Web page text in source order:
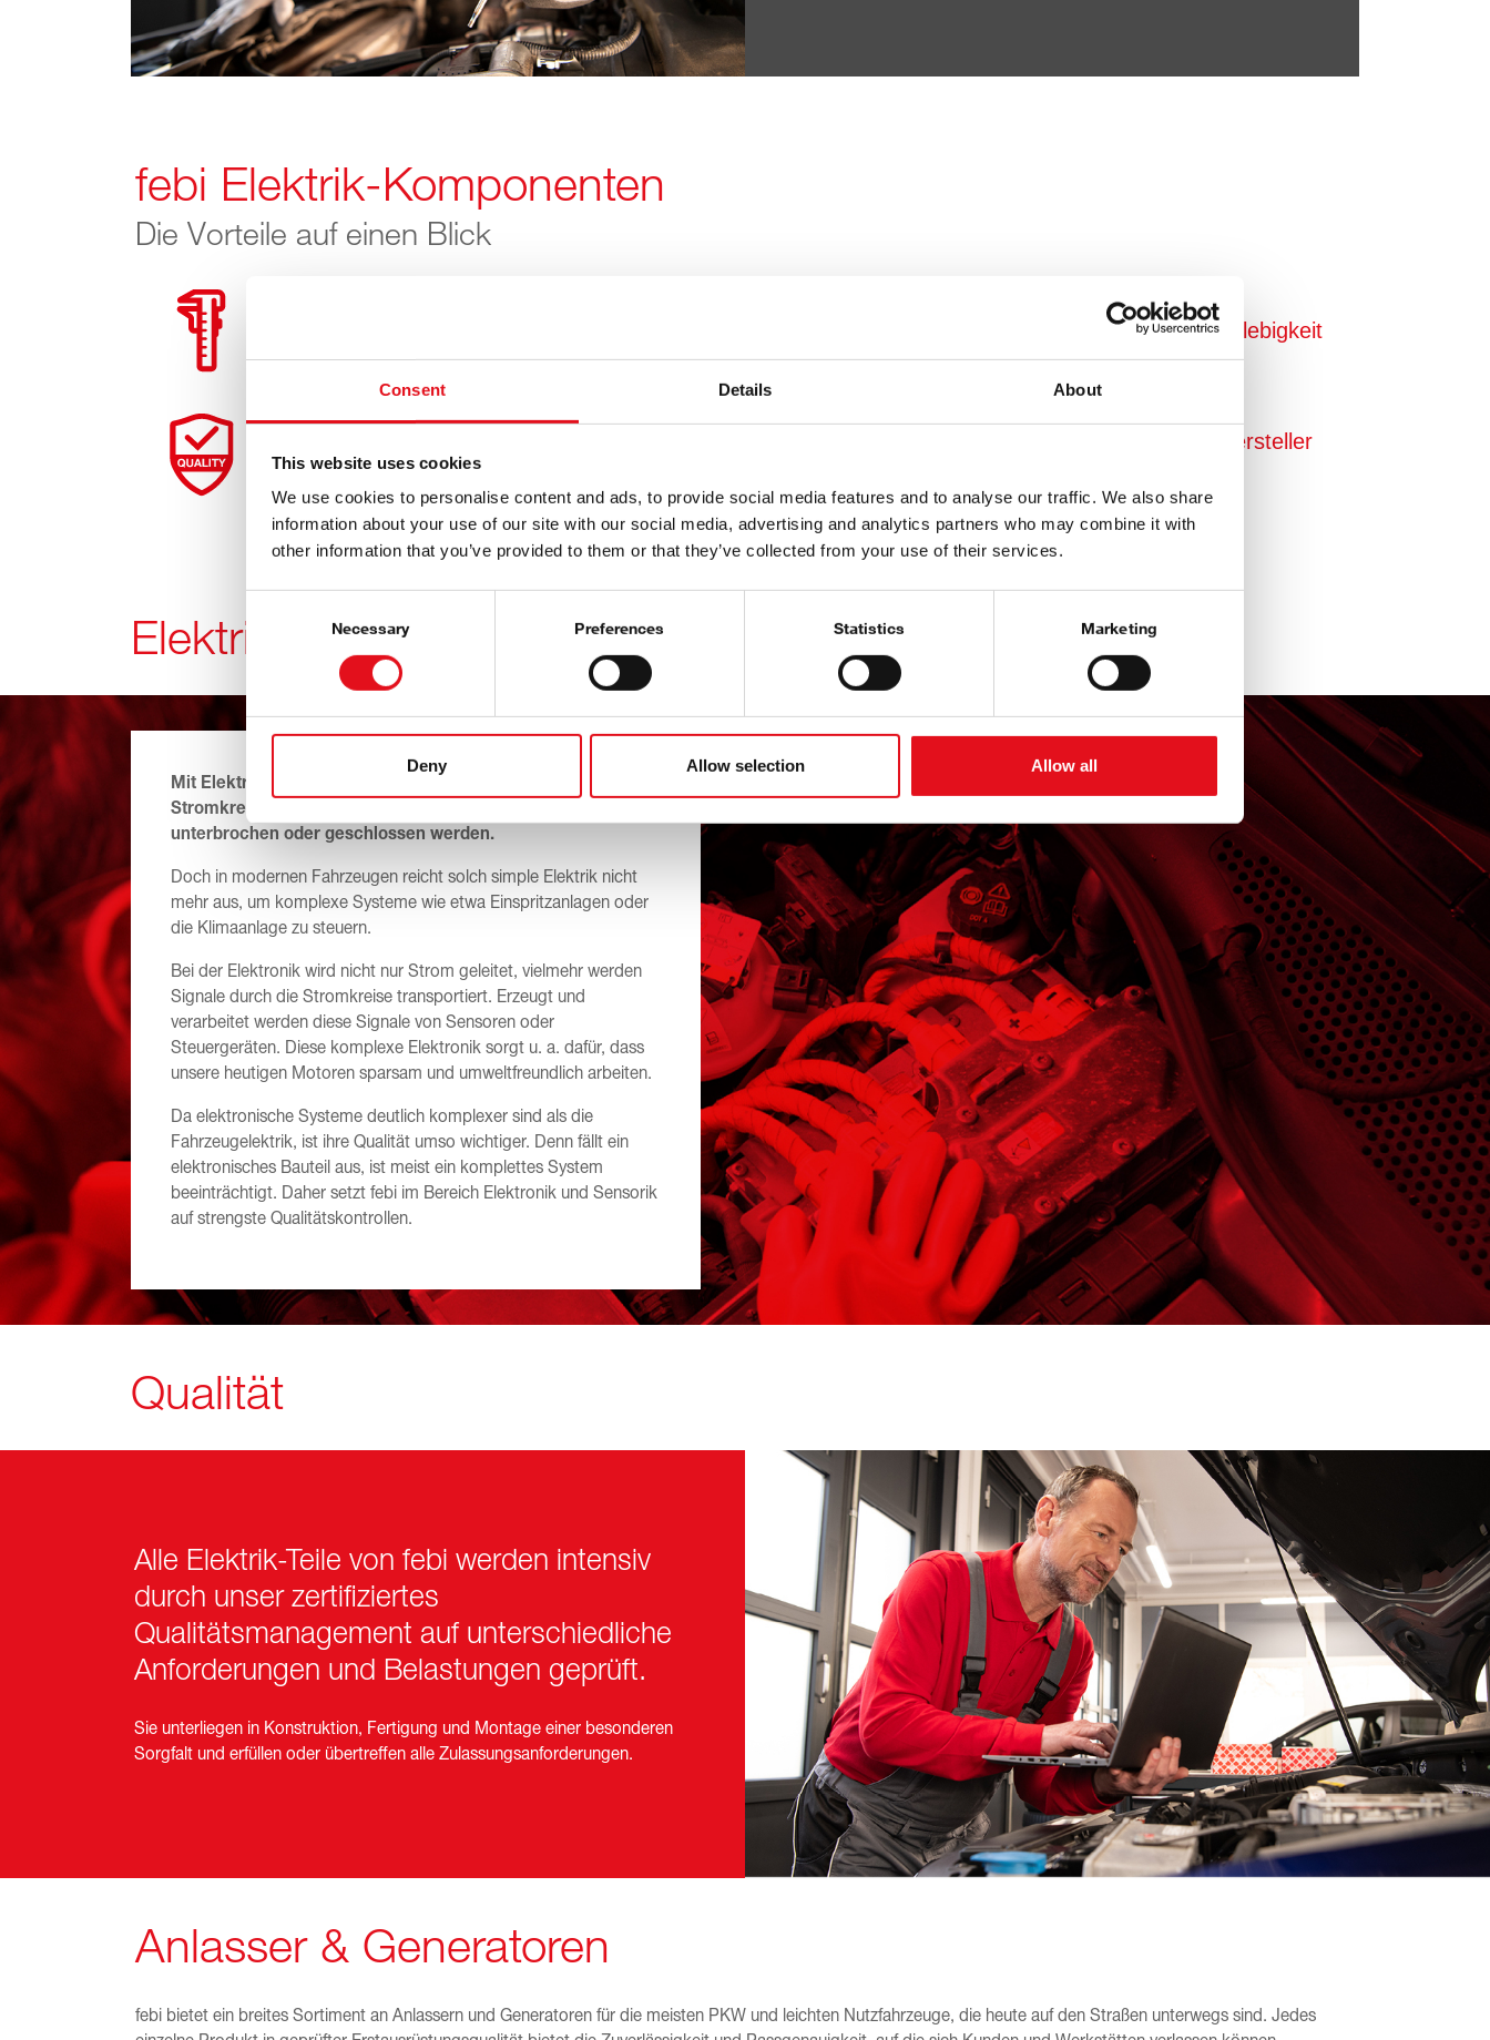
Consent Details About
This website uses cookies
We use cookies to personalise content and ads, to provide social media features and to analyse our traffic. We also share
information about your use of our site with our social media, advertising and analytics partners who may combine it with
other information that you’ve provided to them or that they’ve collected from your use of their services.
Selection
Necessary Preferences Statistics Marketing
Deny Allow selection Allow all
febi Elektrik-Komponenten
Die Vorteile auf einen Blick
Strenge Qualitätsstandards
Hohe Funktionssicherheit und Langlebigkeit
Alle Anforderungen der Fahrzeughersteller
Elektrik oder Elektronik?
Mit Elektrik werden allgemein einfache elektrische
Stromkreise bezeichnet, die mittels Schalter oder Relais
unterbrochen oder geschlossen werden.
Doch in modernen Fahrzeugen reicht solch simple Elektrik nicht
mehr aus, um komplexe Systeme wie etwa Einspritzanlagen oder
die Klimaanlage zu steuern.
Bei der Elektronik wird nicht nur Strom geleitet, vielmehr werden
Signale durch die Stromkreise transportiert. Erzeugt und
verarbeitet werden diese Signale von Sensoren oder
Steuergeräten. Diese komplexe Elektronik sorgt u. a. dafür, dass
unsere heutigen Motoren sparsam und umweltfreundlich arbeiten.
Da elektronische Systeme deutlich komplexer sind als die
Fahrzeugelektrik, ist ihre Qualität umso wichtiger. Denn fällt ein
elektronisches Bauteil aus, ist meist ein komplettes System
beeinträchtigt. Daher setzt febi im Bereich Elektronik und Sensorik
auf strengste Qualitätskontrollen.
Qualität
Alle Elektrik-Teile von febi werden intensiv
durch unser zertifiziertes
Qualitätsmanagement auf unterschiedliche
Anforderungen und Belastungen geprüft.
Sie unterliegen in Konstruktion, Fertigung und Montage einer besonderen
Sorgfalt und erfüllen oder übertreffen alle Zulassungsanforderungen.
Anlasser & Generatoren
febi bietet ein breites Sortiment an Anlassern und Generatoren für die meisten PKW und leichten Nutzfahrzeuge, die heute auf den Straßen unterwegs sind. Jedes